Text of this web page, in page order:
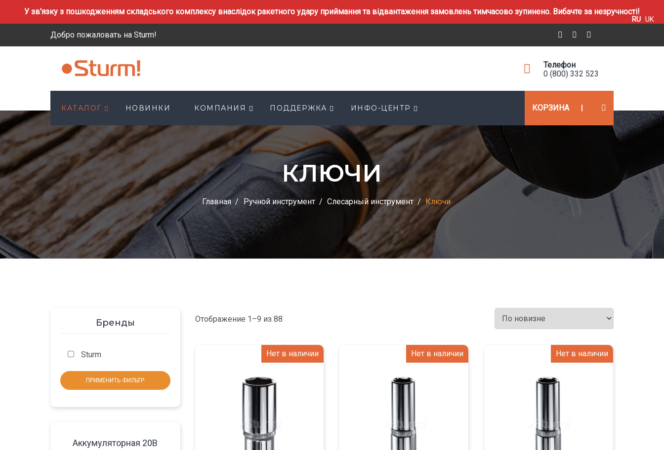
У зв'язку з пошкодженням складського комплексу внаслідок ракетного удару приймання та відвантаження замовлень тимчасово зупинено. Вибачте за незручності!
Добро пожаловать на Sturm!
Телефон
0 (800) 332 523
КАТАЛОГ НОВИНКИ КОМПАНИЯ ПОДДЕРЖКА ИНФО-ЦЕНТР КОРЗИНА
КЛЮЧИ
Главная Ручной инструмент Слесарный инструмент Ключи
Бренды
Sturm
ПРИМЕНИТЬ ФИЛЬТР
Аккумуляторная 20В
Отображение 1–9 из 88
Нет в наличии Нет в наличии Нет в наличии
RU UK